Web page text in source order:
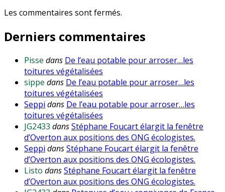
Les commentaires sont fermés.
Derniers commentaires
Pisse dans De l’eau potable pour arroser…les
toitures végétalisées
sippe dans De l’eau potable pour arroser…les
toitures végétalisées
Seppi dans De l’eau potable pour arroser…les
toitures végétalisées
JG2433 dansStéphane Foucart élargit la fenêtre
d’Overton aux positions des ONG écologistes.
Seppi dansStéphane Foucart élargit la fenêtre
d’Overton aux positions des ONG écologistes.
Listo dansStéphane Foucart élargit la fenêtre
d’Overton aux positions des ONG écologistes.